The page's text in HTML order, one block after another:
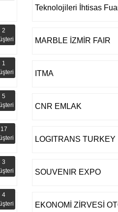
Teknolojileri İhtisas
2
MARBLE İZMİR FAIR
1
ITMA
5
CNR EMLAK
17
LOGITRANS TURKEY
3
SOUVENIR EXPO
4
EKONOMİ ZİRVESİ